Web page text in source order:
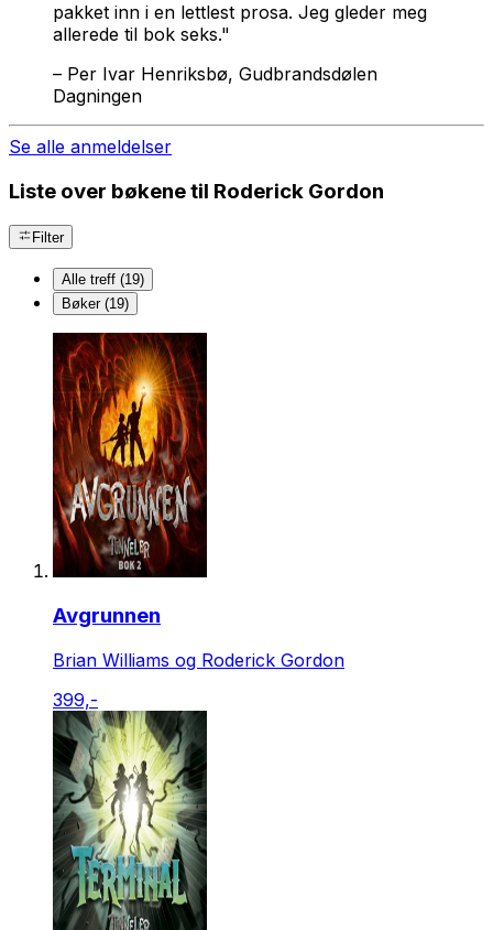
pakket inn i en lettlest prosa. Jeg gleder meg
allerede til bok seks."
– Per Ivar Henriksbø, Gudbrandsdølen
Dagningen
Se alle anmeldelser
Liste over bøkene til Roderick Gordon
Filter
Alle treff (19)
Bøker (19)
Avgrunnen
Brian Williams og Roderick Gordon
399,-